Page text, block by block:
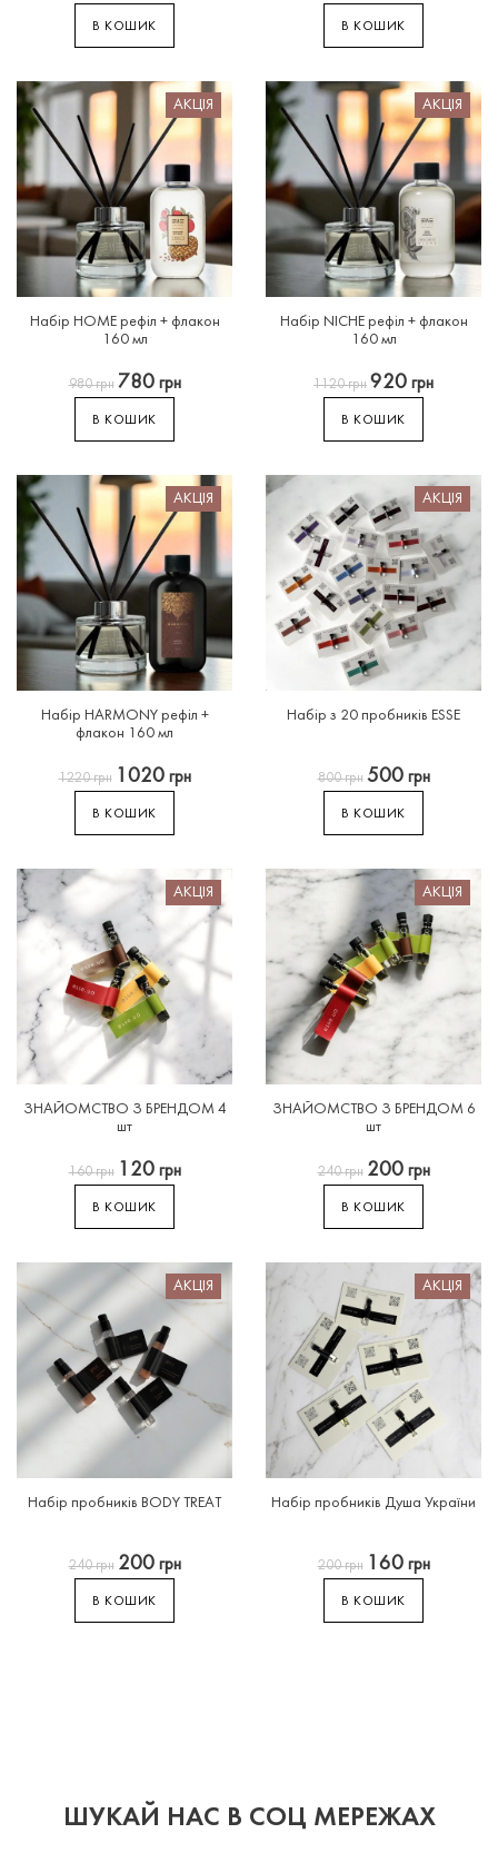
В КОШИК В КОШИК
АКЦІЯ
Набір HOME рефіл + флакон
160 мл
980грн 780 грн
В КОШИК
АКЦІЯ
Набір NICHE рефіл + флакон
160 мл
1120грн 920 грн
В КОШИК
АКЦІЯ
Набір HARMONY рефіл +
флакон 160 мл
1220грн 1020 грн
В КОШИК
АКЦІЯ
Набір з 20 пробників ESSE
800грн 500 грн
В КОШИК
АКЦІЯ
ЗНАЙОМСТВО З БРЕНДОМ 4
шт
160грн 120 грн
В КОШИК
АКЦІЯ
ЗНАЙОМСТВО З БРЕНДОМ 6
шт
240грн 200 грн
В КОШИК
АКЦІЯ
Набір пробників BODY TREAT
240грн 200 грн
В КОШИК
АКЦІЯ
Набір пробників Душа України
200грн 160 грн
В КОШИК
ШУКАЙ НАС В СОЦ МЕРЕЖАХ